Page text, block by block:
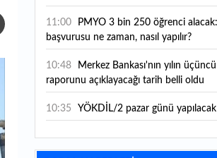
11:00
başvurusu ne zaman, nasıl yapılır?
10:48
raporunu açıklayacağı tarih belli oldu
10:35 YÖKDİL/2 pazar günü yapılacak
10:28 OYAK Çimento'dan 2026 yılı ilk yarı
bilanço değerlendirmesi var